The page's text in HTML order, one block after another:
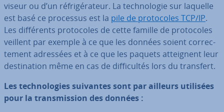
vi­seur ou d’un ré­fri­gé­ra­teur. La tech­no­lo­gie sur laquelle
est basé ce processus est la pile de pro­to­coles TCP/IP.
Les dif­fé­rents pro­to­coles de cette famille de pro­to­coles
veillent par exemple à ce que les données soient cor­rec­
te­ment adressées et à ce que les paquets at­teig­nent leur
des­ti­na­tion même en cas de dif­fi­cul­tés lors du transfert.
Les tech­no­lo­gies suivantes sont par ailleurs utilisées
pour la trans­mis­sion des données :